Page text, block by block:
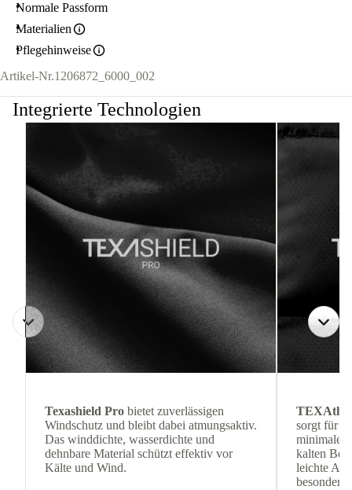
Normale Passform
Materialien
Pflegehinweise
Artikel-Nr.1206872_6000_002
Integrierte Technologien
Texashield Pro bietet zuverlässigen
Windschutz und bleibt dabei atmungsaktiv.
Das winddichte, wasserdichte und
dehnbare Material schützt effektiv vor
Kälte und Wind.
sorgt für
kalten
leichte
besonders